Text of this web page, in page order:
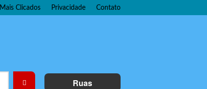
Mais Clicados Privacidade Contato
Ruas